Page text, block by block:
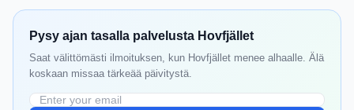
Pysy ajan tasalla palvelusta Hovfjället
Saat välittömästi ilmoituksen, kun Hovfjället menee alhaalle. Älä
koskaan missaa tärkeää päivitystä.